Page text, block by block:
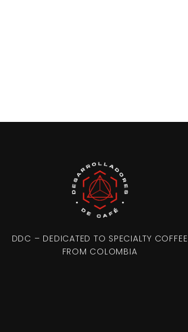
DDC – DEDICATED TO SPECIALTY COFFEE
FROM COLOMBIA